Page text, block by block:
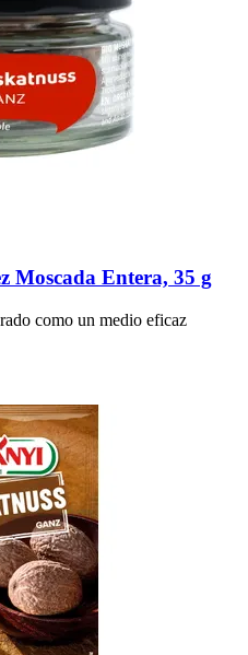
Moscada Entera, 35 g
como un medio eficaz